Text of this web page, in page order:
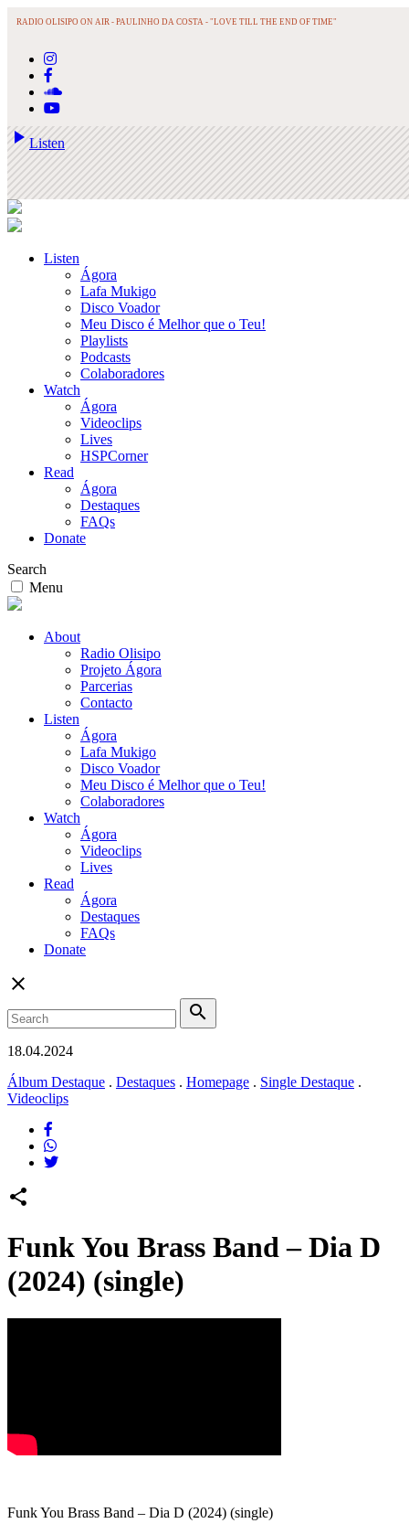
play_arrowListen
RADIO OLISIPO ON AIR - PAULINHO DA COSTA - "LOVE TILL THE END OF TIME"
Listen
Ágora
Lafa Mukigo
Disco Voador
Meu Disco é Melhor que o Teu!
Playlists
Podcasts
Colaboradores
Watch
Ágora
Videoclips
Lives
HSPCorner
Read
Ágora
Destaques
FAQs
Donate
Search
Menu
About
Radio Olisipo
Projeto Ágora
Parcerias
Contacto
Listen
Ágora
Lafa Mukigo
Disco Voador
Meu Disco é Melhor que o Teu!
Colaboradores
Watch
Ágora
Videoclips
Lives
Read
Ágora
Destaques
FAQs
Donate
close
search
18.04.2024
Álbum Destaque . Destaques . Homepage . Single Destaque .
Videoclips
share
Funk You Brass Band – Dia D
(2024) (single)
Funk You Brass Band – Dia D (2024) (single)